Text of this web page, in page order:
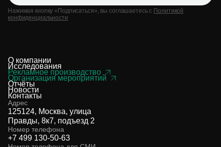
Нажимая кнопку «Подписаться», вы соглашаетесь с Политикой
конфиденциальности
О компании
Исследования
Рекламное производство
Организация мероприятий
Отчёты
Новости
Контакты
Адрес
125124, Москва, улица
Правды, 8к7, подъезд 2
Номер телефона
+7 499 130-50-63